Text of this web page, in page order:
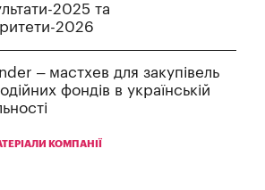
2025 та
2026
– мастхев для закупівель
фондів в українській
КОМПАНІЇ